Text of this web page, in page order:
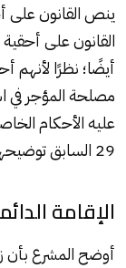
ينص القانون على
القانون على أحقية
أيضًا؛ نظرًا لأنهم
مصلحة المؤجر في
عليه الأحكام
29 السابق توضيحها.
الإقامة
أوضح المشرع بأن